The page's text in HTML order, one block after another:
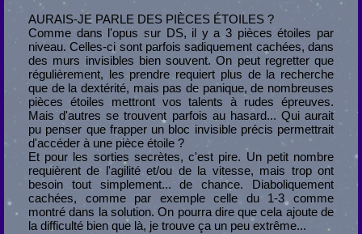
AURAIS-JE PARLE DES PIÈCES ÉTOILES ?
Comme dans l'opus sur DS, il y a 3 pièces étoiles par
niveau. Celles-ci sont parfois sadiquement cachées, dans
des murs invisibles bien souvent. On peut regretter que
régulièrement, les prendre requiert plus de la recherche
que de la dextérité, mais pas de panique, de nombreuses
pièces étoiles mettront vos talents à rudes épreuves.
Mais d'autres se trouvent parfois au hasard... Qui aurait
pu penser que frapper un bloc invisible précis permettrait
d'accéder à une pièce étoile ?
Et pour les sorties secrètes, c'est pire. Un petit nombre
requièrent de l'agilité et/ou de la vitesse, mais trop ont
besoin tout simplement... de chance. Diaboliquement
cachées, comme par exemple celle du 1-3 comme
montré dans la solution. On pourra dire que cela ajoute de
la difficulté bien que là, je trouve ça un peu extrême...